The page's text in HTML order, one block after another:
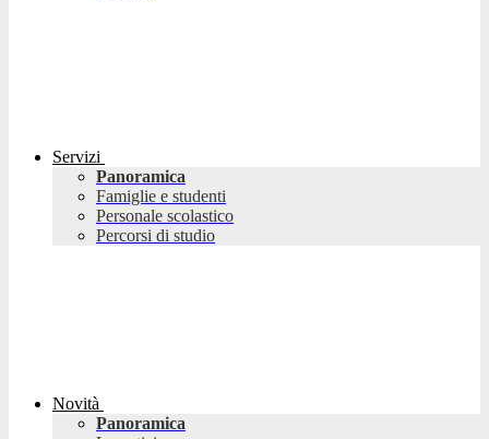
Servizi
Panoramica
Famiglie e studenti
Personale scolastico
Percorsi di studio
Novità
Panoramica